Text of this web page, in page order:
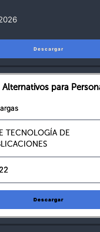
Descargar
para
TECNOLOGÍA DE
Descargar